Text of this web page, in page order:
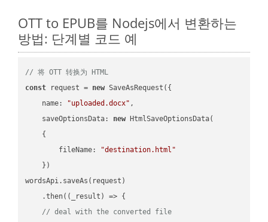
OTT to EPUB를 Nodejs에서 변환하는
방법: 단계별 코드 예
// 将 OTT 转换为 HTML
const request = new SaveAsRequest({
name: "uploaded.docx" ,
saveOptionsData: new HtmlSaveOptionsData(
    {
fileName:
"destination.html"
    })
wordsApi.saveAs(request)
    .then(
( _result ) => {
// deal with the converted file